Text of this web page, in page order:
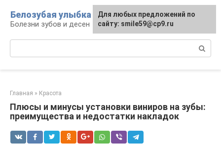
контенту
Белозубая улыбка
Болезни зубов и десен
Главная » Красота
Плюсы и минусы установки виниров на зубы:
преимущества и недостатки накладок
Для любых предложений по
сайту: smile59@cp9.ru